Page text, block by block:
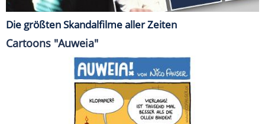
Die größten Skandalfilme aller Zeiten
Cartoons "Auweia"